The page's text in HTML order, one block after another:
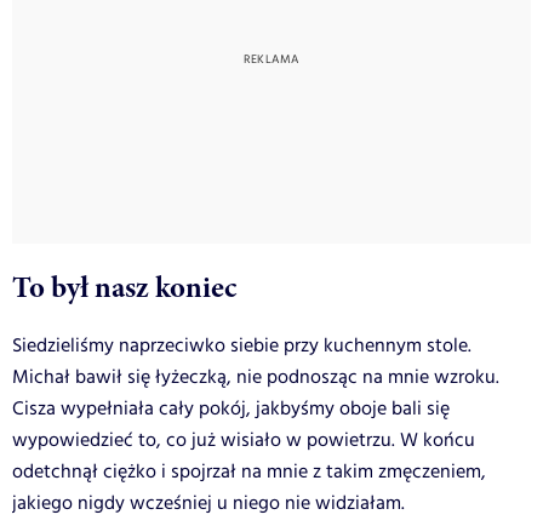
To był nasz koniec
Siedzieliśmy naprzeciwko siebie przy kuchennym stole.
Michał bawił się łyżeczką, nie podnosząc na mnie wzroku.
Cisza wypełniała cały pokój, jakbyśmy oboje bali się
wypowiedzieć to, co już wisiało w powietrzu. W końcu
odetchnął ciężko i spojrzał na mnie z takim zmęczeniem,
jakiego nigdy wcześniej u niego nie widziałam.